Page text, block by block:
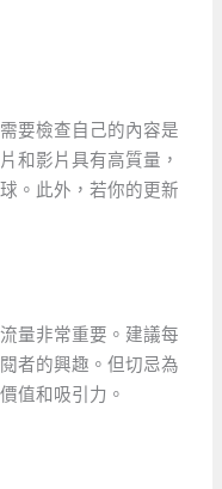
要檢查自己的內容是
和影片具有高質量，
。此外，若你的更新
量非常重要。建議每
者的興趣。但切忌為
值和吸引力。